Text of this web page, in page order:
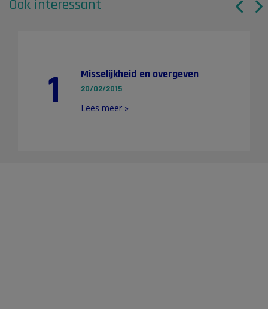
Ook interessant
1 Misselijkheid en overgeven
20/02/2015
Lees meer »